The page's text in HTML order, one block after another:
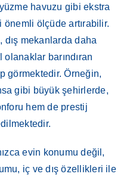
havuzu gibi ekstra
ölçüde artırabilir.
mekanlarda daha
barındıran
görmektedir. Örneğin,
gibi büyük şehirlerde,
hem de prestij
evin konumu değil,
iç ve dış özellikleri ile